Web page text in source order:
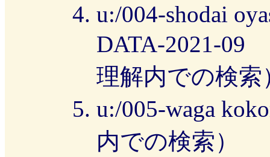
u:/004-shodai
DATA-2021-09
理解内での検索
u:/005-waga
内での検索）